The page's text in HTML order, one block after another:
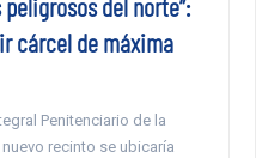
cárcel de máxima
Penitenciario de la
recinto se ubicaría